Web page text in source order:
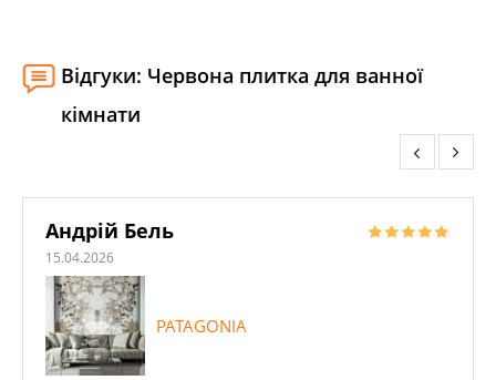
Відгуки: Червона плитка для ванної
кімнати
Андрій Бель
15.04.2026
PATAGONIA